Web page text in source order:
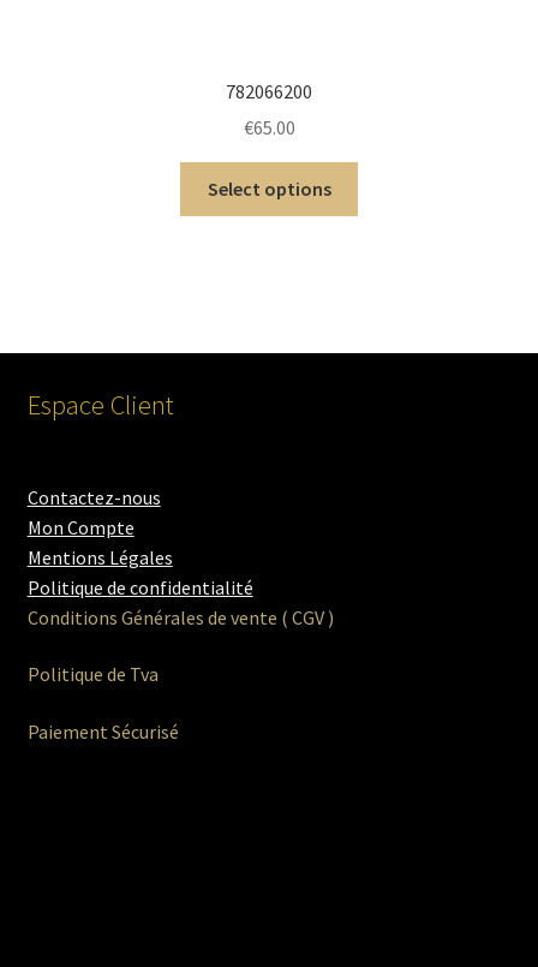
782066200
€65.00
Select options
Espace Client
Contactez-nous
Mon Compte
Mentions Légales
Politique de confidentialité
Conditions Générales de vente ( CGV )
Politique de Tva
Paiement Sécurisé